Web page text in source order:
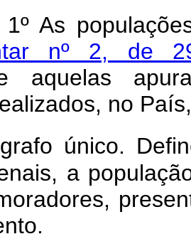
1º As
nº 2, de
aquelas
no
único.
a